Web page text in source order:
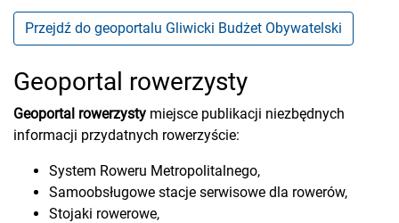
Przejdź do geoportalu Gliwicki Budżet Obywatelski
Geoportal rowerzysty
Geoportal rowerzysty miejsce publikacji niezbędnych
informacji przydatnych rowerzyście:
System Roweru Metropolitalnego,
Samoobsługowe stacje serwisowe dla rowerów,
Stojaki rowerowe,